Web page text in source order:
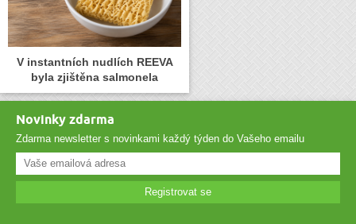
V instantních nudlích REEVA
byla zjištěna salmonela
Novinky zdarma
Zdarma newsletter s novinkami každý týden do Vašeho emailu
Registrovat se